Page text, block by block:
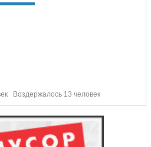
Воздержалось 13 человек